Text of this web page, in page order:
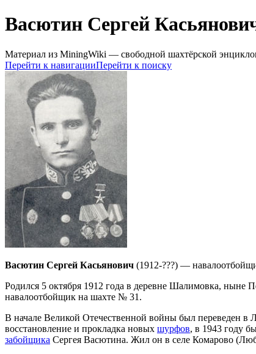
Васютин Сергей
Материал из MiningWiki — свободной шахтёрской
Перейти к навигацииПерейти к поиску
Васютин Сергей Касьянович (1912-???) —
Родился 5 октября 1912 года в деревне Шалимовка, ныне
навалоотбойщик на шахте № 31.
В начале Великой Отечественной войны был переведен в
восстановление и прокладка новых шурфов, в 1943 году
забойщика Сергея Васютина. Жил он в селе Комарово